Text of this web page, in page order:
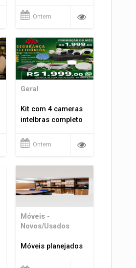
Ontem
Geral
Kit com 4 cameras
intelbras completo
Ontem
Móveis -
Novos/Usados
Móveis planejados